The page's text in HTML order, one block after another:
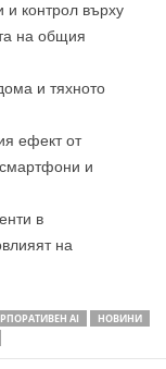
и контрол върху
на общия
и тяхното
ефект от
и
в
на
AI
НОВИНИ